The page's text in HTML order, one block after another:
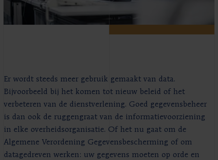
Er wordt steeds meer gebruik gemaakt van data.
Bijvoorbeeld bij het komen tot nieuw beleid of het
verbeteren van de dienstverlening. Goed gegevensbeheer
is dan ook de ruggengraat van de informatievoorziening
in elke overheidsorganisatie. Of het nu gaat om de
Algemene Verordening Gegevensbescherming of om
datagedreven werken: uw gegevens moeten op orde en